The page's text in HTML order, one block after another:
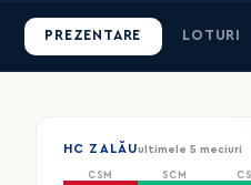
PREZENTARE LOTURI
HC ZALĂUultimele 5 meciuri
CSM SCM